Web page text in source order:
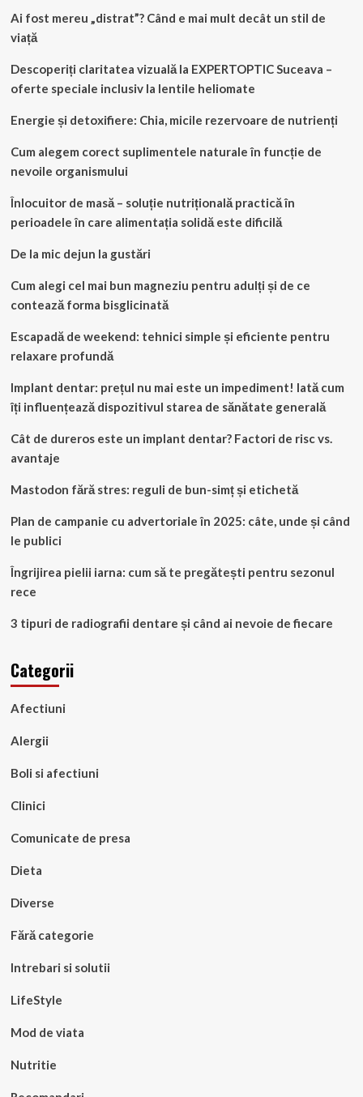
Ai fost mereu „distrat”? Când e mai mult decât un stil de
viață
Descoperiți claritatea vizuală la EXPERTOPTIC Suceava –
oferte speciale inclusiv la lentile heliomate
Energie și detoxifiere: Chia, micile rezervoare de nutrienți
Cum alegem corect suplimentele naturale în funcție de
nevoile organismului
Înlocuitor de masă – soluție nutrițională practică în
perioadele în care alimentația solidă este dificilă
De la mic dejun la gustări
Cum alegi cel mai bun magneziu pentru adulți și de ce
contează forma bisglicinată
Escapadă de weekend: tehnici simple și eficiente pentru
relaxare profundă
Implant dentar: prețul nu mai este un impediment! Iată cum
îți influențează dispozitivul starea de sănătate generală
Cât de dureros este un implant dentar? Factori de risc vs.
avantaje
Mastodon fără stres: reguli de bun-simț și etichetă
Plan de campanie cu advertoriale în 2025: câte, unde și când
le publici
Îngrijirea pielii iarna: cum să te pregătești pentru sezonul
rece
3 tipuri de radiografii dentare și când ai nevoie de fiecare
Categorii
Afectiuni
Alergii
Boli si afectiuni
Clinici
Comunicate de presa
Dieta
Diverse
Fără categorie
Intrebari si solutii
LifeStyle
Mod de viata
Nutritie